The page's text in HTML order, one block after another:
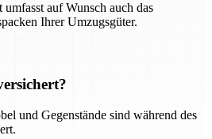
auf Wunsch auch das
Ihrer Umzugsgüter.
und Gegenstände sind während des